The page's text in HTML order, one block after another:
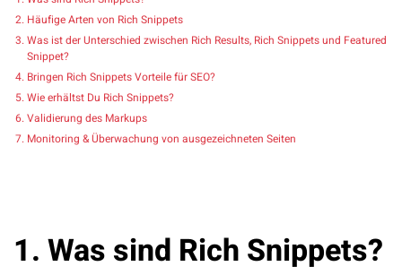
Häufige Arten von Rich Snippets
Was ist der Unterschied zwischen Rich Results, Rich Snippets und Featured
Snippet?
Bringen Rich Snippets Vorteile für SEO?
Wie erhältst Du Rich Snippets?
Validierung des Markups
Monitoring & Überwachung von ausgezeichneten Seiten
1. Was sind Rich Snippets?